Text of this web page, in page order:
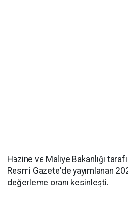
Hazine ve Maliye Bakanlığı
Resmi Gazete'de yayımlanan
değerleme oranı kesinleşti.